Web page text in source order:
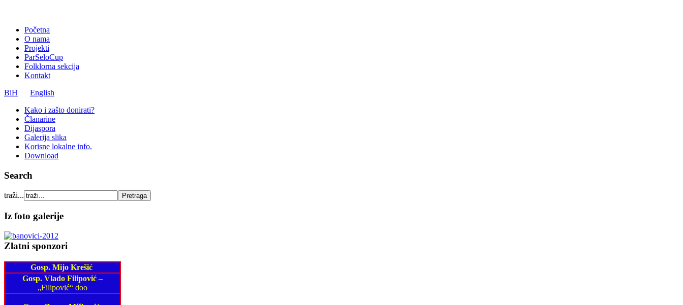
Početna
O nama
Projekti
ParSeloCup
Folklorna sekcija
Kontakt
BiH
English
Kako i zašto donirati?
Članarine
Dijaspora
Galerija slika
Korisne lokalne info.
Download
Search
traži...
Iz foto galerije
Zlatni sponzori
Gosp. Mijo Krešić
Gosp. Vlado Filipović –
„Filipović“ doo